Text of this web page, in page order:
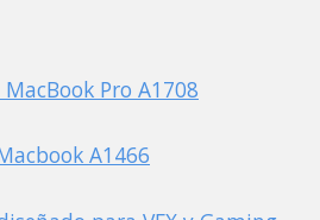
Pro A1708
A1466